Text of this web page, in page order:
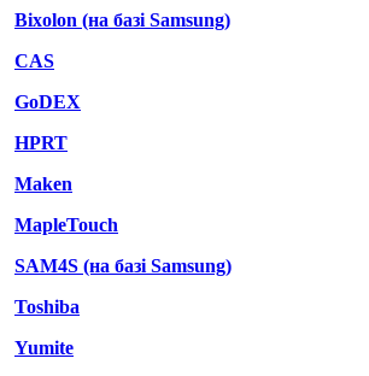
Bixolon (на базі Samsung)
CAS
GoDEX
HPRT
Maken
MapleTouch
SAM4S (на базі Samsung)
Toshiba
Yumite